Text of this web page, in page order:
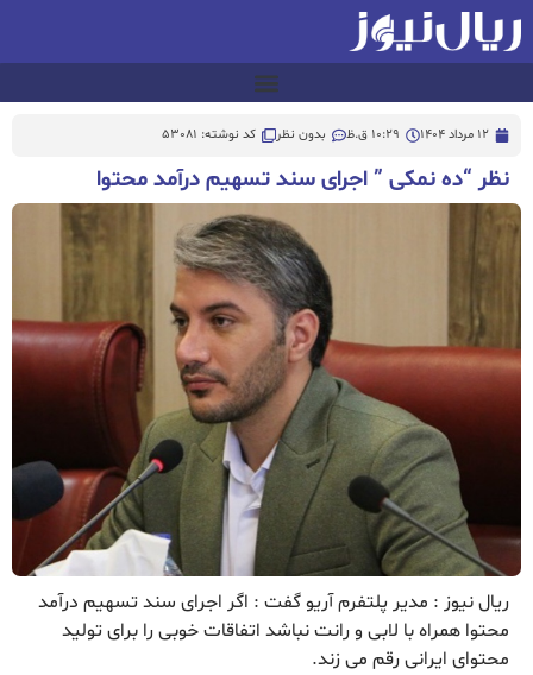
12 مرداد 1404 10:29 ق.ظ بدون نظر کد نوشته: 53081
نظر “ده نمکی ” اجرای سند تسهیم درآمد محتوا
ریال نیوز : مدیر پلتفرم آریو گفت : اگر اجرای سند تسهیم درآمد
محتوا همراه با لابی و رانت نباشد اتفاقات خوبی را برای تولید
محتوای ایرانی رقم می زند.